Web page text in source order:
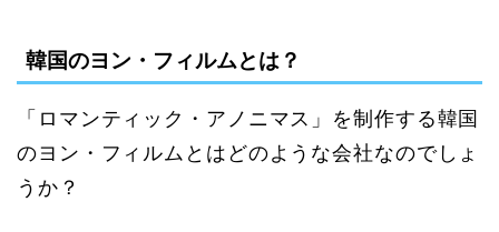
韓国のヨン・フィルムとは？
「ロマンティック・アノニマス」を制作する韓国
のヨン・フィルムとはどのような会社なのでしょ
うか？